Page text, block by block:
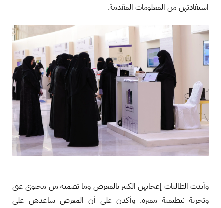
استفادتهن من المعلومات المقدمة.
وأبدت الطالبات إعجابهن الكبير بالمعرض وما تضمنه من محتوى غني
وتجربة تنظيمية مميزة. وأكدن على أن المعرض ساعدهن على